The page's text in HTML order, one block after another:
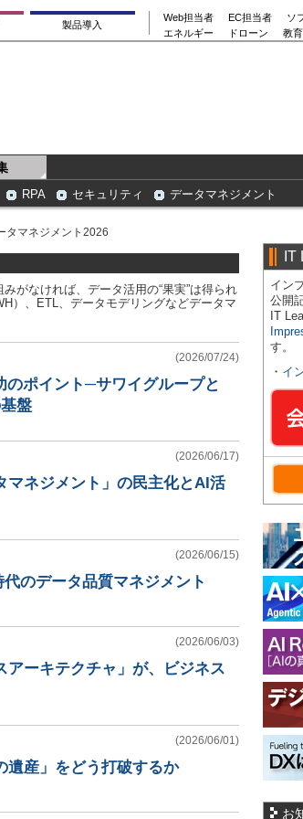
製品導入
Web担当者 EC担当者
ソ
エネルギー
ドローン 教
RPA セキュリティ データマネジメント
タマネジメント2026
がなければ、データ活用の“果実”は得られ
）、ETL、データモデリングなどデータマ
(2026/07/24)
ポイント─サワイグループと
盤
(2026/06/17)
マネジメント」の民主化とAI活
(2026/06/15)
のデータ品質マネジメント
(2026/06/03)
ーキテクチャ」が、ビジネス
(2026/06/01)
遺産」をどう打破するか
IT
イン
公開
IT
す。
・ イ
お